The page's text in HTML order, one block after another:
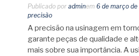
Publicado por adminem 6 de março
precisão
A precisão na usinagem em
garante peças de qualidade e
mais sobre sua importância. A